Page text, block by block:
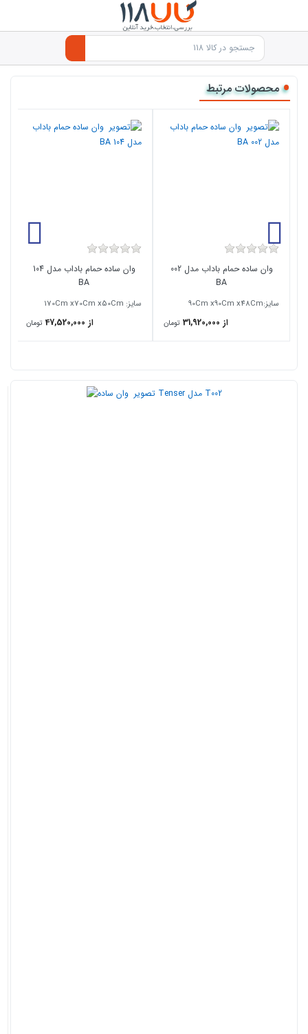
محصولات مرتبط
وان ساده حمام باداب مدل 002
BA
سایز:90Cm x90Cm x48Cm
از 31,920,000 تومان
وان ساده حمام باداب مدل 104
BA
سایز: 170Cm x70Cm x50Cm
از 47,520,000 تومان